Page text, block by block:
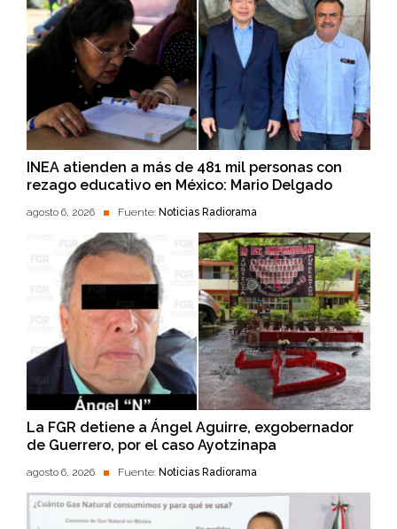
INEA atienden a más de 481 mil personas con
rezago educativo en México: Mario Delgado
agosto 6, 2026 Fuente: Noticias Radiorama
La FGR detiene a Ángel Aguirre, exgobernador
de Guerrero, por el caso Ayotzinapa
agosto 6, 2026 Fuente: Noticias Radiorama